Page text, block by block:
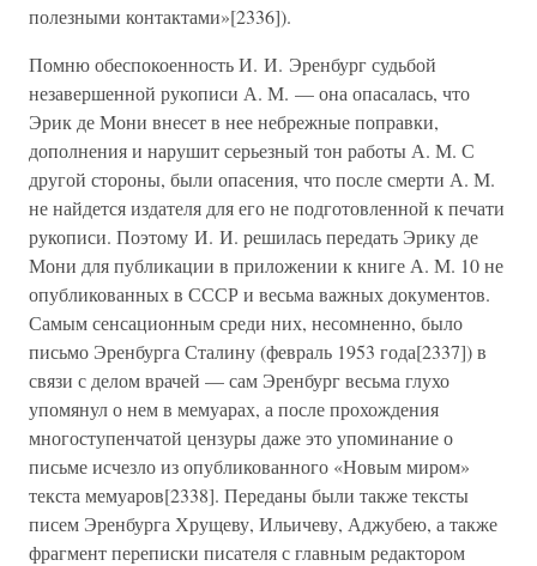
полезными контактами»[2336]).
Помню обеспокоенность И. И. Эренбург судьбой
незавершенной рукописи А. М. — она опасалась, что
Эрик де Мони внесет в нее небрежные поправки,
дополнения и нарушит серьезный тон работы А. М. С
другой стороны, были опасения, что после смерти А. М.
не найдется издателя для его не подготовленной к печати
рукописи. Поэтому И. И. решилась передать Эрику де
Мони для публикации в приложении к книге А. М. 10 не
опубликованных в СССР и весьма важных документов.
Самым сенсационным среди них, несомненно, было
письмо Эренбурга Сталину (февраль 1953 года[2337]) в
связи с делом врачей — сам Эренбург весьма глухо
упомянул о нем в мемуарах, а после прохождения
многоступенчатой цензуры даже это упоминание о
письме исчезло из опубликованного «Новым миром»
текста мемуаров[2338]. Переданы были также тексты
писем Эренбурга Хрущеву, Ильичеву, Аджубею, а также
фрагмент переписки писателя с главным редактором